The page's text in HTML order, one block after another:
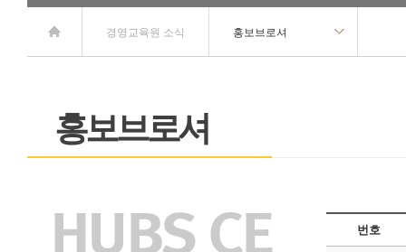
경영교육원 소식 홍보브로셔
홍보브로셔
번호